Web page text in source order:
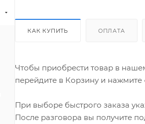
КАК КУПИТЬ ОПЛАТА
Чтобы приобрести товар в
перейдите в Корзину и
При выборе быстрого заказа
После разговора вы получите